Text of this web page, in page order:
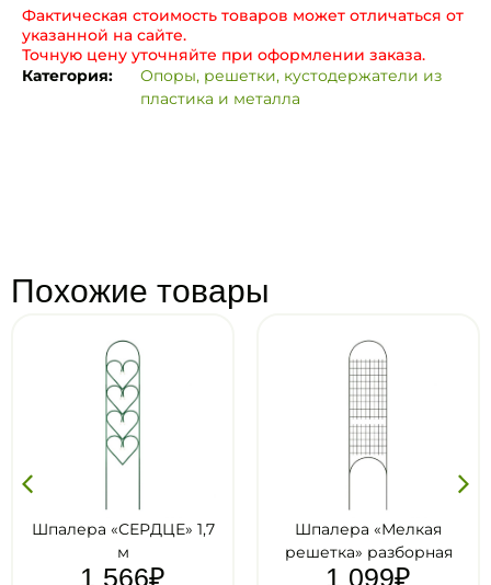
Фактическая стоимость товаров может отличаться от
указанной на сайте.
Точную цену уточняйте при оформлении заказа.
Категория:
Опоры, решетки, кустодержатели из
пластика и металла
Похожие товары
1,7
Шпалера «Мелкая
решетка» разборная